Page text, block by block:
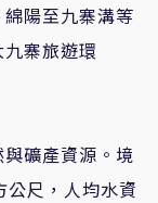
陽至九寨溝等
寨旅遊環
礦產資源。境
尺，人均水資